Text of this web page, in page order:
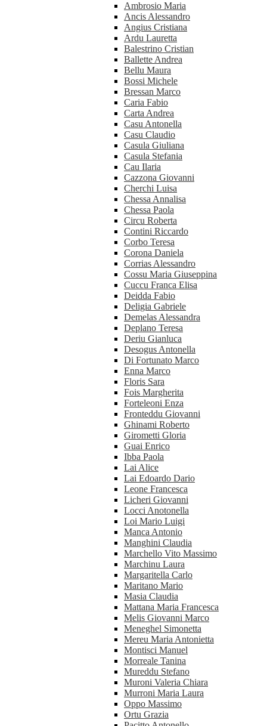
Ambrosio Maria
Ancis Alessandro
Angius Cristiana
Ardu Lauretta
Balestrino Cristian
Ballette Andrea
Bellu Maura
Bossi Michele
Bressan Marco
Caria Fabio
Carta Andrea
Casu Antonella
Casu Claudio
Casula Giuliana
Casula Stefania
Cau Ilaria
Cazzona Giovanni
Cherchi Luisa
Chessa Annalisa
Chessa Paola
Circu Roberta
Contini Riccardo
Corbo Teresa
Corona Daniela
Corrias Alessandro
Cossu Maria Giuseppina
Cuccu Franca Elisa
Deidda Fabio
Deligia Gabriele
Demelas Alessandra
Deplano Teresa
Deriu Gianluca
Desogus Antonella
Di Fortunato Marco
Enna Marco
Floris Sara
Fois Margherita
Forteleoni Enza
Fronteddu Giovanni
Ghinami Roberto
Girometti Gloria
Guai Enrico
Ibba Paola
Lai Alice
Lai Edoardo Dario
Leone Francesca
Licheri Giovanni
Locci Anotonella
Loi Mario Luigi
Manca Antonio
Manghini Claudia
Marchello Vito Massimo
Marchinu Laura
Margaritella Carlo
Maritano Mario
Masia Claudia
Mattana Maria Francesca
Melis Giovanni Marco
Meneghel Simonetta
Mereu Maria Antonietta
Montisci Manuel
Morreale Tanina
Mureddu Stefano
Muroni Valeria Chiara
Murroni Maria Laura
Oppo Massimo
Ortu Grazia